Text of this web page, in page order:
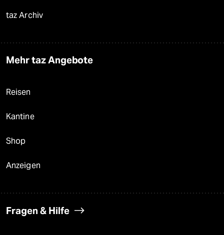
taz Archiv
Mehr taz Angebote
Reisen
Kantine
Shop
Anzeigen
Fragen & Hilfe